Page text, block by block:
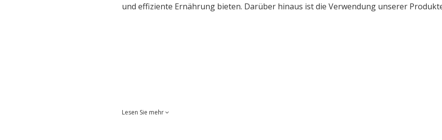
und effiziente Ernährung bieten. Darüber hinaus ist die Verwendung unserer
Lesen Sie mehr